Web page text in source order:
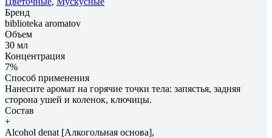
Бренд
biblioteka aromatov
Объем
30 мл
Концентрация
7%
Способ применения
Нанесите аромат на горячие точки тела: запястья, задняя
сторона ушей и коленок, ключицы.
Состав
+
Alcohol denat [Алкогольная основа],